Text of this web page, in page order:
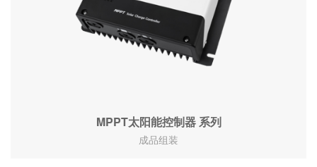
MPPT太阳能控制器 系列
成品组装